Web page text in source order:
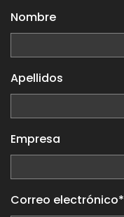
Nombre
Apellidos
Empresa
Correo electrónico*